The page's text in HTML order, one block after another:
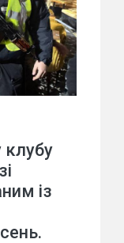
клубу
із